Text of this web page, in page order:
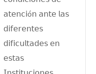
𝖺𝗍𝖾𝗇𝖼𝗂ó𝗇 𝖺𝗇𝗍𝖾 𝗅𝖺𝗌
𝖽𝗂𝖿𝖾𝗋𝖾𝗇𝗍𝖾𝗌
𝖽𝗂𝖿𝗂𝖼𝗎𝗅𝗍𝖺𝖽𝖾𝗌 𝖾𝗇
𝖾𝗌𝗍𝖺𝗌